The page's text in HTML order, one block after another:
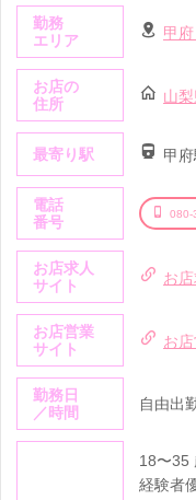
勤務
エリア
甲
お店の
住所
山
最寄り駅 甲府
電話
番号
080-
お店求人
サイト
お
お店営業
サイト
お
勤務日
／時間
自由出
18〜35
経験者